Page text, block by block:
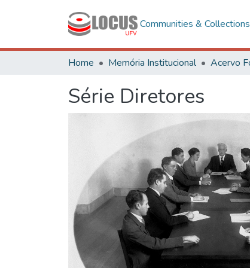
Communities & Collections
Home Memória Institucional
Série Diretores